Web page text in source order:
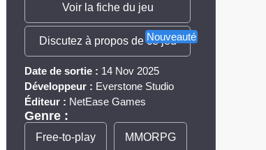
Voir la fiche du jeu
Nouveauté
Discutez à propos de ce jeu
Date de sortie : 14 Nov 2025
Développeur : Everstone Studio
Éditeur : NetEase Games
Genre :
Free-to-play MMORPG